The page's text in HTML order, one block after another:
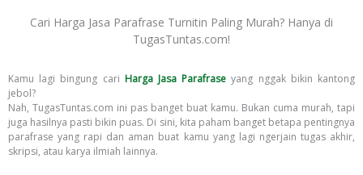
Cari Harga Jasa Parafrase Turnitin Paling Murah? Hanya di
TugasTuntas.com!
Kamu lagi bingung cari Harga Jasa Parafrase yang nggak bikin kantong
jebol?
Nah, TugasTuntas.com ini pas banget buat kamu. Bukan cuma murah, tapi
juga hasilnya pasti bikin puas. Di sini, kita paham banget betapa pentingnya
parafrase yang rapi dan aman buat kamu yang lagi ngerjain tugas akhir,
skripsi, atau karya ilmiah lainnya.